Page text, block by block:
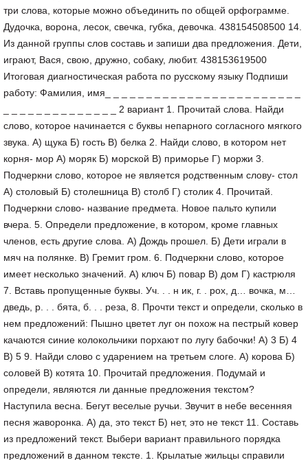
три слова, которые можно объединить по общей орфограмме.
Дудочка, ворона, лесок, свечка, губка, девочка. 438154508500 14.
Из данной группы слов составь и запиши два предложения. Дети,
играют, Вася, свою, дружно, собаку, любит. 438153619500
Итоговая диагностическая работа по русскому языку Подпиши
работу: Фамилия, имя_ _ _ _ _ _ _ _ _ _ _ _ _ _ _ _ _ _ _ _ _ _ _ _
_ _ _ _ _ _ _ _ _ _ _ _ _ _ 2 вариант 1. Прочитай слова. Найди
слово, которое начинается с буквы непарного согласного мягкого
звука. А) щука Б) гость В) белка 2. Найди слово, в котором нет
корня- мор А) моряк Б) морской В) приморье Г) моржи 3.
Подчеркни слово, которое не является родственным слову- стол
А) столовый Б) столешница В) столб Г) столик 4. Прочитай.
Подчеркни слово- название предмета. Новое пальто купили
вчера. 5. Определи предложение, в котором, кроме главных
членов, есть другие слова. А) Дождь прошел. Б) Дети играли в
мяч на полянке. В) Гремит гром. 6. Подчеркни слово, которое
имеет несколько значений. А) ключ Б) повар В) дом Г) кастрюля
7. Вставь пропущенные буквы. Уч. . . н ик, г. . рох, д… вочка, м…
дведь, р. . . бята, б. . . реза, 8. Прочти текст и определи, сколько в
нем предложений: Пышно цветет луг он похож на пестрый ковер
качаются синие колокольчики порхают по лугу бабочки! А) 3 Б) 4
В) 5 9. Найди слово с ударением на третьем слоге. А) корова Б)
соловей В) котята 10. Прочитай предложения. Подумай и
определи, являются ли данные предложения текстом?
Наступила весна. Бегут веселые ручьи. Звучит в небе весенняя
песня жаворонка. А) да, это текст Б) нет, это не текст 11. Составь
из предложений текст. Выбери вариант правильного порядка
предложений в данном тексте. 1. Крылатые жильцы справили